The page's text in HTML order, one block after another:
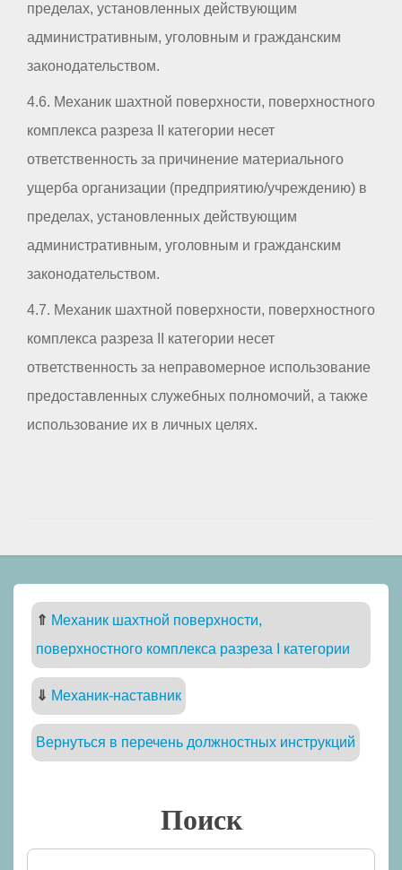
пределах, установленных действующим
административным, уголовным и гражданским
законодательством.
4.6. Механик шахтной поверхности, поверхностного
комплекса разреза II категории несет
ответственность за причинение материального
ущерба организации (предприятию/учреждению) в
пределах, установленных действующим
административным, уголовным и гражданским
законодательством.
4.7. Механик шахтной поверхности, поверхностного
комплекса разреза II категории несет
ответственность за неправомерное использование
предоставленных служебных полномочий, а также
использование их в личных целях.
⇑ Механик шахтной поверхности,
поверхностного комплекса разреза I категории
⇓ Механик-наставник
Вернуться в перечень должностных инструкций
Поиск